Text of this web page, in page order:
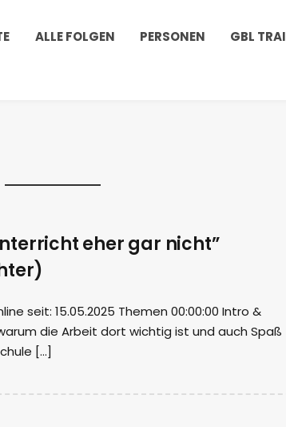
ALLE FOLGEN PERSONEN GBL
eher gar nicht”
seit: 15.05.2025 Themen 00:00:00 Intro &
die Arbeit dort wichtig ist und auch Spaß
[…]